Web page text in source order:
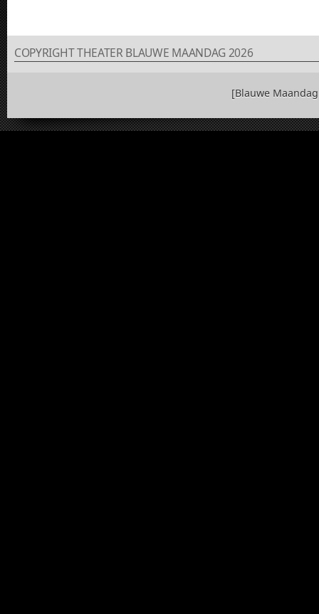
COPYRIGHT THEATER BLAUWE MAANDAG 2026
[Blauwe